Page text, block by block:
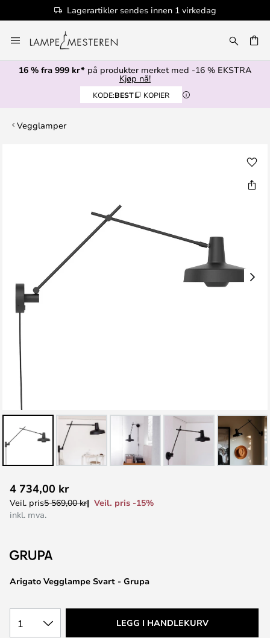
Lagerartikler sendes innen 1 virkedag
til
innhold
16 % fra 999 kr* på produkter merket med -16 % EKSTRA
Kjøp nå!
KODE:BEST KOPIER
Vegglamper
til
begynnelsen
Arigato Vegglampe Svart - Grupa
4 734,00 kr
Veil. pris5 569,00 kr
Veil. pris -15%
inkl. mva.
1 LEGG I HANDLEKURV